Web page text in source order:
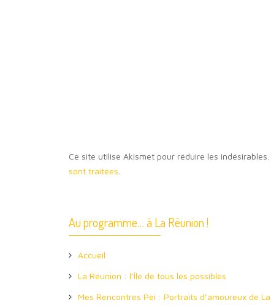
Ce site utilise Akismet pour réduire les indésirables.
sont traitées
Au programme… à La Réunion !
Accueil
La Réunion : l’Île de tous les possibles
Mes Rencontres Péi : Portraits d’amoureux de La